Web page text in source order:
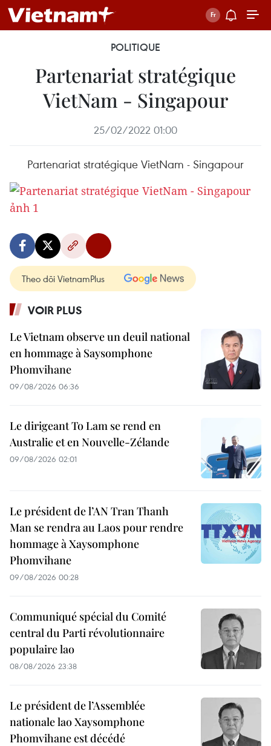
POLITIQUE
Partenariat stratégique
VietNam - Singapour
25/02/2022 01:00
Partenariat stratégique VietNam - Singapour
Theo dõi VietnamPlus
VOIR PLUS
Le Vietnam observe un deuil national
en hommage à Saysomphone
Phomvihane
09/08/2026 06:36
Le dirigeant To Lam se rend en
Australie et en Nouvelle-Zélande
09/08/2026 02:01
Le président de l’AN Tran Thanh
Man se rendra au Laos pour rendre
hommage à Xaysomphone
Phomvihane
09/08/2026 00:28
Communiqué spécial du Comité
central du Parti révolutionnaire
populaire lao
08/08/2026 23:38
Le président de l’Assemblée
nationale lao Xaysomphone
Phomvihane est décédé